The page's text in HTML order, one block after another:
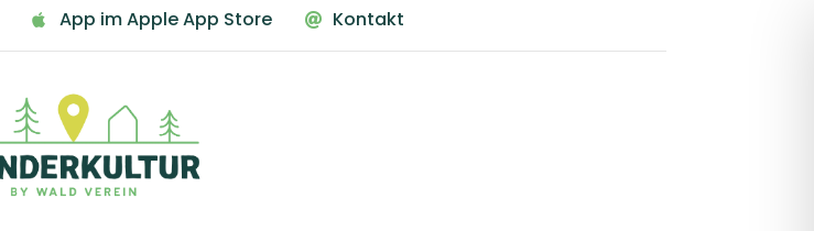
 App im Apple App Store  Kontakt